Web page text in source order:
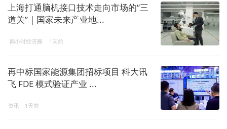
上海打通脑机接口技术走向市场的“三
道关” | 国家未来产业地...
两小时经济圈 1天前
再中标国家能源集团招标项目 科大讯
飞 FDE 模式验证产业 ...
资讯 1天前